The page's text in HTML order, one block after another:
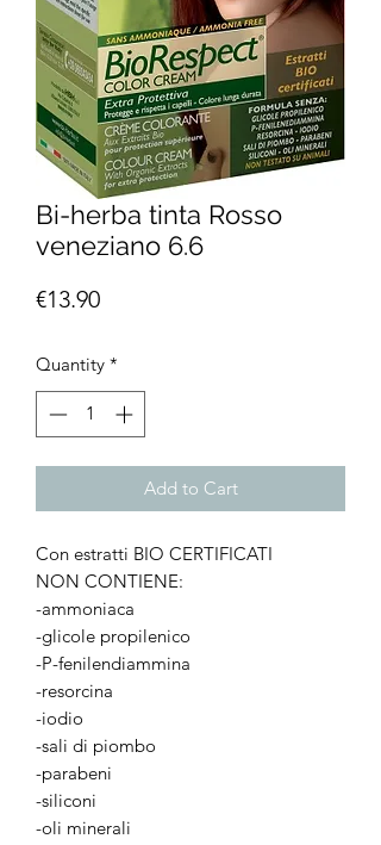
Bi-herba tinta Rosso
veneziano 6.6
€13.90Price
Quantity *
Add to Cart
Con estratti BIO CERTIFICATI
NON CONTIENE:
-ammoniaca
-glicole propilenico
-P-fenilendiammina
-resorcina
-iodio
-sali di piombo
-parabeni
-siliconi
-oli minerali